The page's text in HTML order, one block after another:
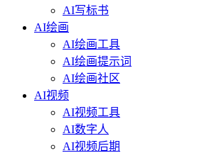
AI写标书
AI绘画
AI绘画工具
AI绘画提示词
AI绘画社区
AI视频
AI视频工具
AI数字人
AI视频后期